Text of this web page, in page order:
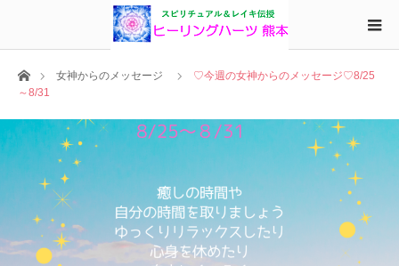
ホーム女神からのメッセージ
♡今週の女神からのメッセージ♡8/25
～8/31